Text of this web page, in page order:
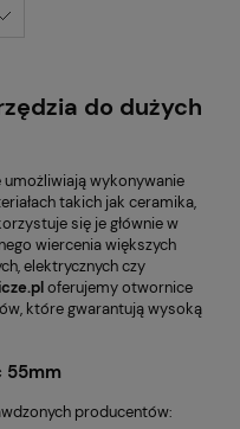
do dużych
wykonywanie
takich jak ceramika,
się je głównie w
wiercenia większych
elektrycznych czy
oferujemy otwornice
które gwarantują wysoką
55mm
producentów: